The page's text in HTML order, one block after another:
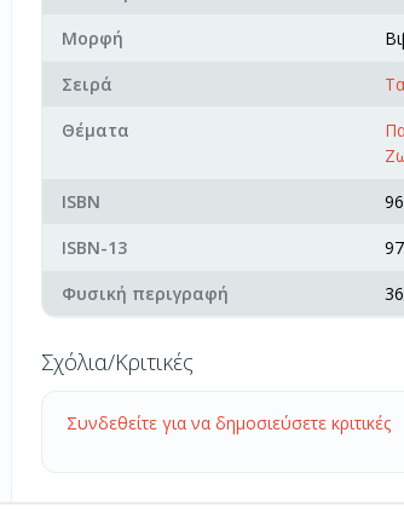
Μορφή
Σειρά
Θέματα
ISBN
ISBN-13
Φυσική περιγραφή
Σχόλια/Κριτικές
Συνδεθείτε για να δημοσιεύσετε κριτικές